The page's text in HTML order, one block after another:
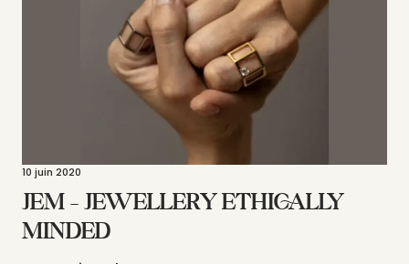
10 juin 2020
JEM – JEWELLERY ETHICALLY
MINDED